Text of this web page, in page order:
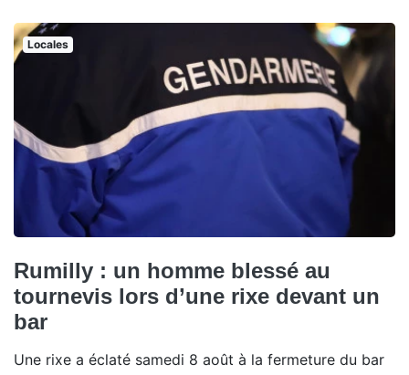
Locales
Rumilly : un homme blessé au
tournevis lors d’une rixe devant un
bar
Une rixe a éclaté samedi 8 août à la fermeture du bar